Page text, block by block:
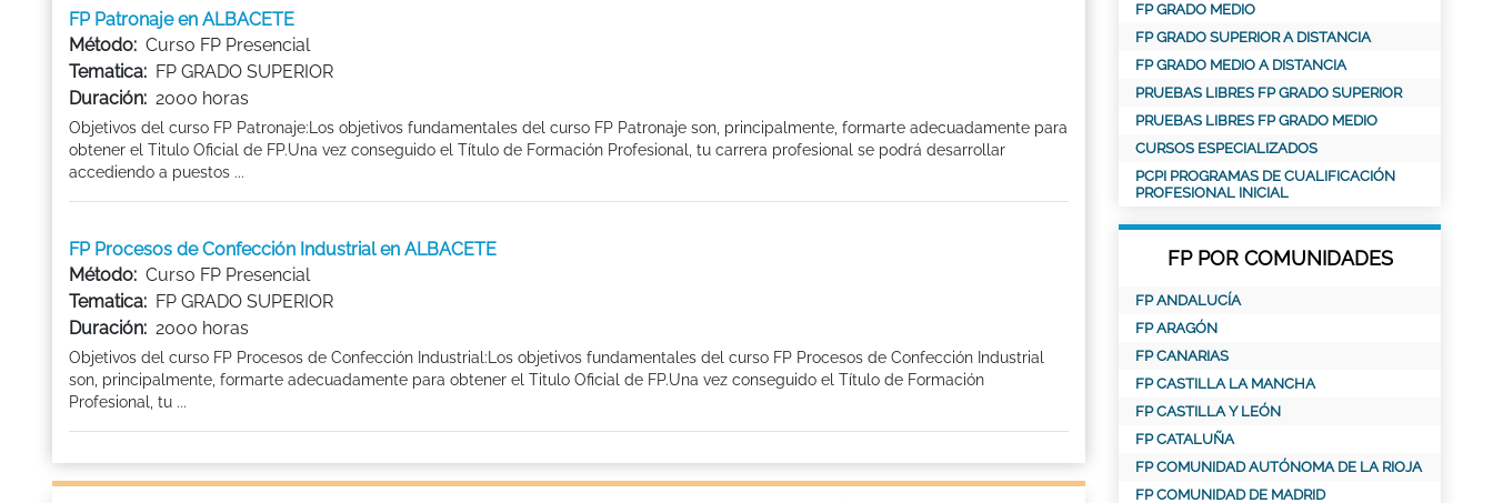
FP Patronaje en ALBACETE
Método: Curso FP Presencial
Tematica: FP GRADO SUPERIOR
Duración: 2000 horas
Objetivos del curso FP Patronaje:Los objetivos fundamentales del curso FP Patronaje son, principalmente, formarte adecuadamente para
obtener el Titulo Oficial de FP.Una vez conseguido el Título de Formación Profesional, tu carrera profesional se podrá desarrollar
accediendo a puestos ...
FP Procesos de Confección Industrial en ALBACETE
Método: Curso FP Presencial
Tematica: FP GRADO SUPERIOR
Duración: 2000 horas
Objetivos del curso FP Procesos de Confección Industrial:Los objetivos fundamentales del curso FP Procesos de Confección Industrial
son, principalmente, formarte adecuadamente para obtener el Titulo Oficial de FP.Una vez conseguido el Título de Formación
Profesional, tu ...
FP GRADO MEDIO
FP GRADO SUPERIOR A DISTANCIA
FP GRADO MEDIO A DISTANCIA
PRUEBAS LIBRES FP GRADO SUPERIOR
PRUEBAS LIBRES FP GRADO MEDIO
CURSOS ESPECIALIZADOS
PCPI PROGRAMAS DE CUALIFICACIÓN
PROFESIONAL INICIAL
FP POR COMUNIDADES
FP ANDALUCÍA
FP ARAGÓN
FP CANARIAS
FP CASTILLA LA MANCHA
FP CASTILLA Y LEÓN
FP CATALUÑA
FP COMUNIDAD AUTÓNOMA DE LA RIOJA
FP COMUNIDAD DE MADRID